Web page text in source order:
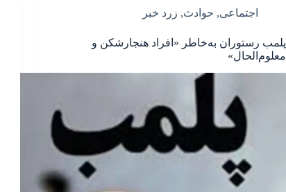
اجتماعی, حوادث, زرد خبر
پلمب رستوران به‌خاطر «افراد هنجارشکن و
معلوم‌الحال»